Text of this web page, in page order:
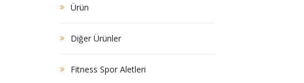
Ürün
Diğer Ürünler
Fitness Spor Aletleri